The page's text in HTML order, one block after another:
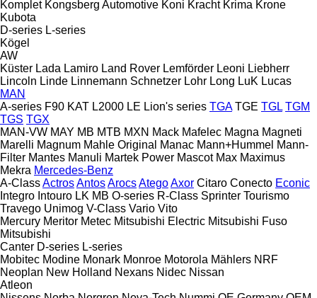
Komplet Kongsberg Automotive Koni Kracht Krima Krone
Kubota
D-series L-series
Kögel
AW
Küster Lada Lamiro Land Rover Lemförder Leoni Liebherr
Lincoln Linde Linnemann Schnetzer Lohr Long LuK Lucas
MAN
A-series F90 KAT L2000 LE Lion's series TGA TGE TGL TGM
TGS TGX
MAN-VW MAY MB MTB MXN Mack Mafelec Magna Magneti
Marelli Magnum Mahle Original Manac Mann+Hummel Mann-
Filter Mantes Manuli Martek Power Mascot Max Maximus
Mekra Mercedes-Benz
A-ClassActrosAntosArocsAtegoAxor Citaro Conecto Econic
Integro Intouro LK MB O-series R-Class Sprinter Tourismo
Travego Unimog V-Class Vario Vito
Mercury Meritor Metec Mitsubishi Electric Mitsubishi Fuso
Mitsubishi
Canter D-series L-series
Mobitec Modine Monark Monroe Motorola Mählers NRF
Neoplan New Holland Nexans Nidec Nissan
Atleon